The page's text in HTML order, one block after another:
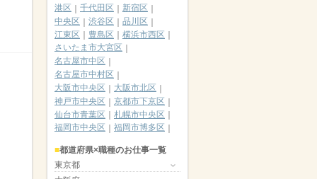
港区
千代田区
新宿区
中央区
渋谷区
品川区
江東区
豊島区
横浜市西区
さいたま市大宮区
名古屋市中区
名古屋市中村区
大阪市中央区
大阪市北区
神戸市中央区
京都市下京区
仙台市青葉区
札幌市中央区
福岡市中央区
福岡市博多区
都道府県×職種のお仕事一覧
東京都